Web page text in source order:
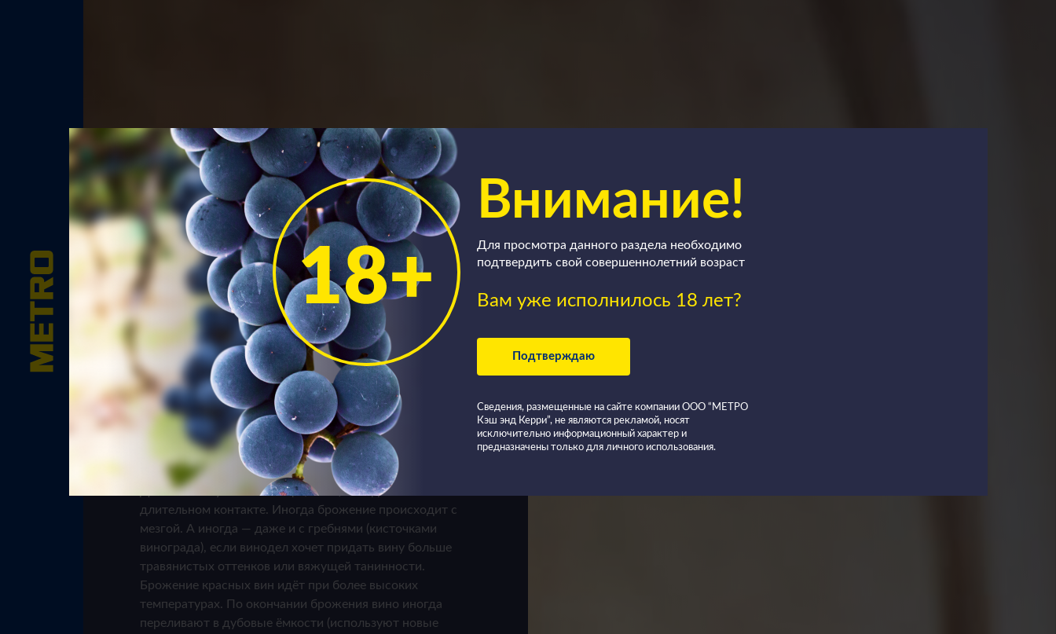
Внимание!
Для просмотра данного раздела необходимо
подтвердить свой совершеннолетний возраст
Вам уже исполнилось 18 лет?
Подтверждаю
Сведения, размещенные на сайте компании ООО “МЕТРО
Кэш энд Керри”, не являются рекламой, носят
исключительно информационный характер и
предназначены только для личного использования.
Вид вина Красное
Красные вина производятся из красных (или
чёрных) сортов винограда. Технология
производства красных вин, несомненно,
отличается от производства белых.
Для начала сусло и кожица (мезга) находятся в
длительном контакте. Иногда брожение происходит с
мезгой. А иногда — даже и с гребнями (кисточками
винограда), если винодел хочет придать вину больше
травянистых оттенков или вяжущей танинности.
Брожение красных вин идёт при более высоких
температурах. По окончании брожения вино иногда
переливают в дубовые ёмкости (используют новые